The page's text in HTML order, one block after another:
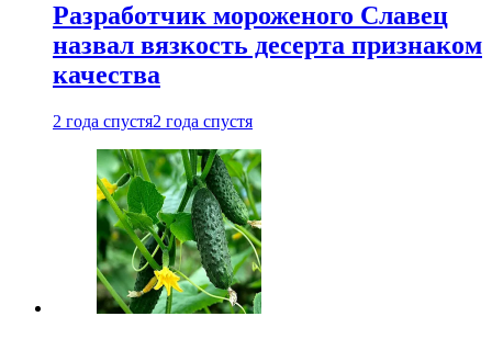
Разработчик мороженого Славец
назвал вязкость десерта признаком
качества
2 года спустя2 года спустя